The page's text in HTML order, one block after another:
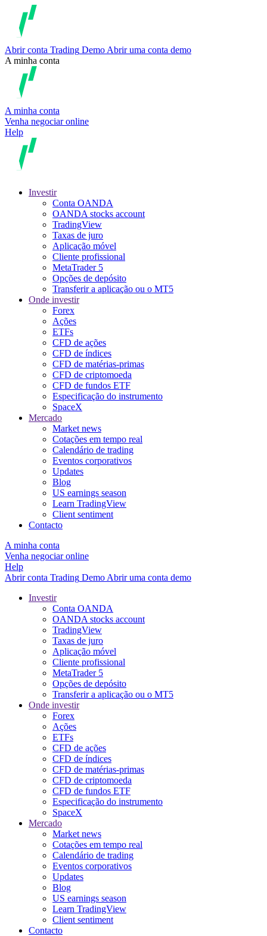
Abrir conta Trading Demo Abrir uma conta demo
A minha conta
A minha conta
Venha negociar online
Help
Investir
Conta OANDA
OANDA stocks account
TradingView
Taxas de juro
Aplicação móvel
Cliente profissional
MetaTrader 5
Opções de depósito
Transferir a aplicação ou o MT5
Onde investir
Forex
Ações
ETFs
CFD de ações
CFD de índices
CFD de matérias-primas
CFD de criptomoeda
CFD de fundos ETF
Especificação do instrumento
SpaceX
Mercado
Market news
Cotações em tempo real
Calendário de trading
Eventos corporativos
Updates
Blog
US earnings season
Learn TradingView
Client sentiment
Contacto
A minha conta
Venha negociar online
Help
Abrir conta Trading Demo Abrir uma conta demo
Investir
Conta OANDA
OANDA stocks account
TradingView
Taxas de juro
Aplicação móvel
Cliente profissional
MetaTrader 5
Opções de depósito
Transferir a aplicação ou o MT5
Onde investir
Forex
Ações
ETFs
CFD de ações
CFD de índices
CFD de matérias-primas
CFD de criptomoeda
CFD de fundos ETF
Especificação do instrumento
SpaceX
Mercado
Market news
Cotações em tempo real
Calendário de trading
Eventos corporativos
Updates
Blog
US earnings season
Learn TradingView
Client sentiment
Contacto